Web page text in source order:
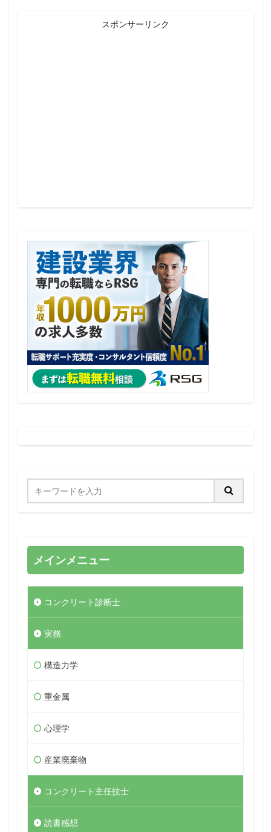
スポンサーリンク
メインメニュー
コンクリート診断士
実務
構造力学
重金属
心理学
産業廃棄物
コンクリート主任技士
読書感想